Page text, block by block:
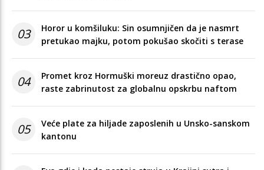
03
Horor u komšiluku: Sin osumnjičen da je nasmrt
pretukao majku, potom pokušao skočiti s terase
04
Promet kroz Hormuški moreuz drastično opao,
raste zabrinutost za globalnu opskrbu naftom
05
Veće plate za hiljade zaposlenih u Unsko-sanskom
kantonu